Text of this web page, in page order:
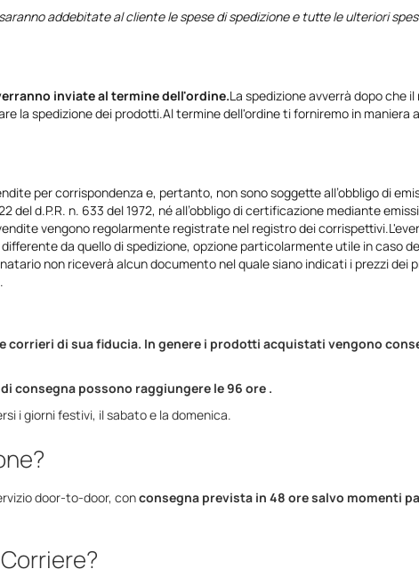
addebitate al cliente le spese di spedizione e tutte le ulteriori
inviate al termine dell'ordine.La spedizione avverrà dopo che
la spedizione dei prodotti.Al termine dell'ordine ti forniremo in
per corrispondenza e, pertanto, non sono soggette all’obbligo di
del d.P.R. n. 633 del 1972, né all’obbligo di certificazione mediante
vengono regolarmente registrate nel registro dei
da quello di spedizione, opzione particolarmente utile in caso
non riceverà alcun documento nel quale siano indicati i prezzi dei
di sua fiducia. In genere i prodotti acquistati vengono
consegna possono raggiungere le 96 ore .
i giorni festivi, il sabato e la domenica.
door-to-door, conconsegna prevista in 48 ore salvo momenti